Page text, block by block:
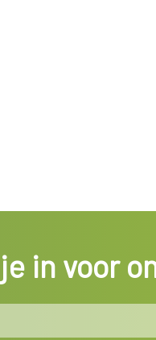
in voor